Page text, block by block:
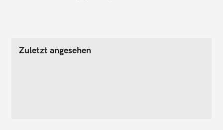
Zuletzt angesehen